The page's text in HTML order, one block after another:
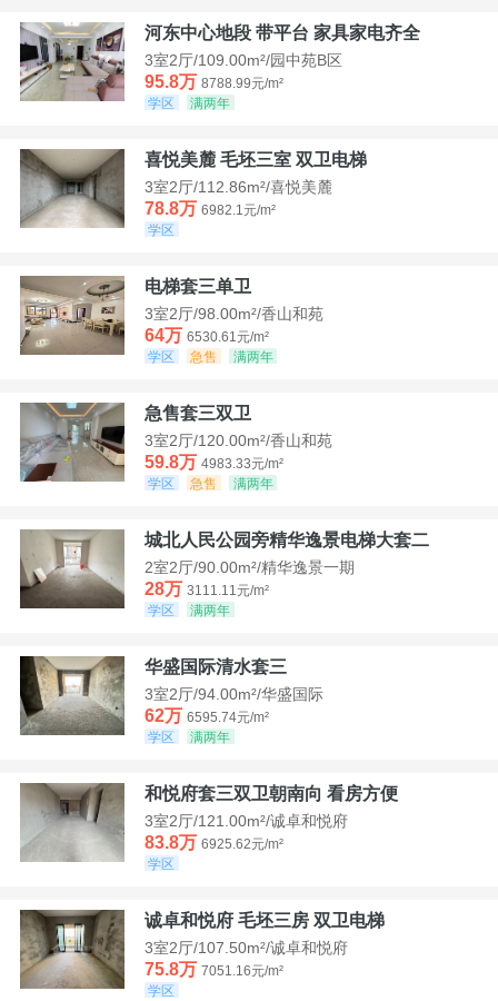
河东中心地段 带平台 家具家电齐全
3室2厅/109.00m²/园中苑B区
95.8万 8788.99元/m²
学区
满两年
喜悦美麓 毛坯三室 双卫电梯
3室2厅/112.86m²/喜悦美麓
78.8万 6982.1元/m²
学区
电梯套三单卫
3室2厅/98.00m²/香山和苑
64万 6530.61元/m²
学区
急售 满两年
急售套三双卫
3室2厅/120.00m²/香山和苑
59.8万 4983.33元/m²
学区
急售 满两年
城北人民公园旁精华逸景电梯大套二
2室2厅/90.00m²/精华逸景一期
28万 3111.11元/m²
学区
满两年
华盛国际清水套三
3室2厅/94.00m²/华盛国际
62万 6595.74元/m²
学区
满两年
和悦府套三双卫朝南向 看房方便
3室2厅/121.00m²/诚卓和悦府
83.8万 6925.62元/m²
学区
诚卓和悦府 毛坯三房 双卫电梯
3室2厅/107.50m²/诚卓和悦府
75.8万 7051.16元/m²
学区